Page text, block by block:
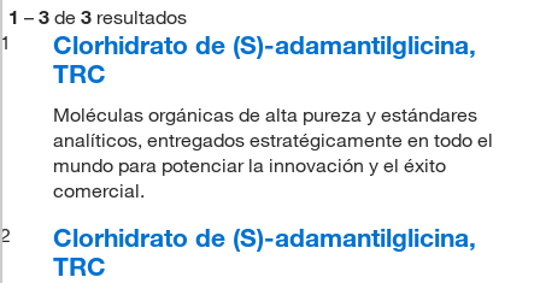
1 – 3 de 3 resultados
1
Clorhidrato de (S)-adamantilglicina,
TRC
Moléculas orgánicas de alta pureza y estándares
analíticos, entregados estratégicamente en todo el
mundo para potenciar la innovación y el éxito
comercial.
2
Clorhidrato de (S)-adamantilglicina,
TRC